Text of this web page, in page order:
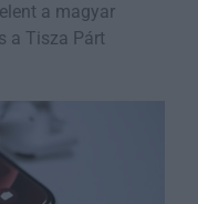
a magyar
a Tisza Párt